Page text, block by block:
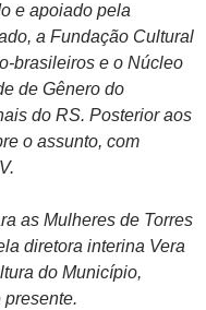
e apoiado pela
a Fundação Cultural
brasileiros e o Núcleo
de Gênero do
do RS. Posterior aos
o assunto, com
as Mulheres de Torres
diretora interina Vera
do Município,
presente.